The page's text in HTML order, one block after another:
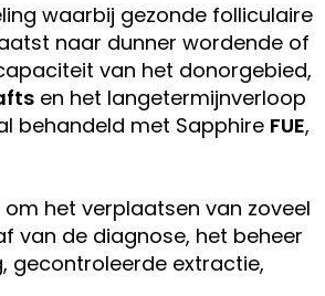
waarbij gezonde folliculaire
naar dunner wordende of
van het donorgebied,
en het langetermijnverloop
behandeld met Sapphire FUE,
het verplaatsen van zoveel
van de diagnose, het beheer
gecontroleerde extractie,